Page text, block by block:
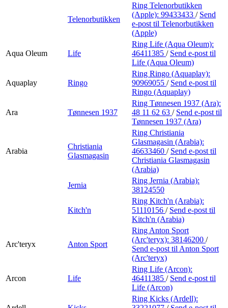
Telenorbutikken
Ring Telenorbutikken
(Apple): 99433433 / Send
e-post til Telenorbutikken
(Apple)
Aqua Oleum Life
Ring Life (Aqua Oleum):
46411385 / Send e-post til
Life (Aqua Oleum)
Aquaplay Ringo
Ring Ringo (Aquaplay):
90969055 / Send e-post til
Ringo (Aquaplay)
Ara Tønnesen 1937
Ring Tønnesen 1937 (Ara):
48 11 62 63 / Send e-post til
Tønnesen 1937 (Ara)
Arabia
Christiania
Glasmagasin
Ring Christiania
Glasmagasin (Arabia):
46633460 / Send e-post til
Christiania Glasmagasin
(Arabia)
Jernia
Ring Jernia (Arabia):
38124550
Kitch'n
Ring Kitch'n (Arabia):
51110156 / Send e-post til
Kitch'n (Arabia)
Arc'teryx Anton Sport
Ring Anton Sport
(Arc'teryx): 38146200 /
Send e-post til Anton Sport
(Arc'teryx)
Arcon Life
Ring Life (Arcon):
46411385 / Send e-post til
Life (Arcon)
Ring Kicks (Ardell):